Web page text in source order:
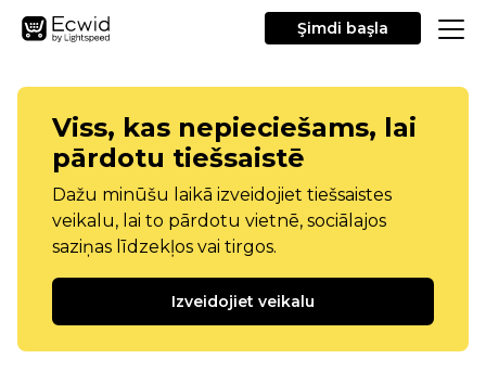
Şimdi başla
Viss, kas nepieciešams, lai
pārdotu tiešsaistē
Dažu minūšu laikā izveidojiet tiešsaistes
veikalu, lai to pārdotu vietnē, sociālajos
saziņas līdzekļos vai tirgos.
Izveidojiet veikalu